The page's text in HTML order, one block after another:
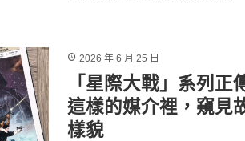
2026 年 6 月 25 日
「星際大戰」系列
這樣的媒介裡，窺見
樣貌